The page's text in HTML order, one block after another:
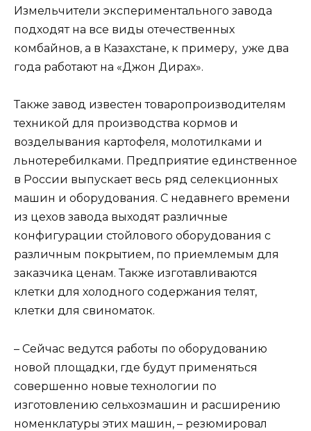
Измельчители экспериментального завода
подходят на все виды отечественных
комбайнов, а в Казахстане, к примеру, уже два
года работают на «Джон Дирах».
Также завод известен товаропроизводителям
техникой для производства кормов и
возделывания картофеля, молотилками и
льнотеребилками. Предприятие единственное
в России выпускает весь ряд селекционных
машин и оборудования. С недавнего времени
из цехов завода выходят различные
конфигурации стойлового оборудования с
различным покрытием, по приемлемым для
заказчика ценам. Также изготавливаются
клетки для холодного содержания телят,
клетки для свиноматок.
– Сейчас ведутся работы по оборудованию
новой площадки, где будут применяться
совершенно новые технологии по
изготовлению сельхозмашин и расширению
номенклатуры этих машин, – резюмировал